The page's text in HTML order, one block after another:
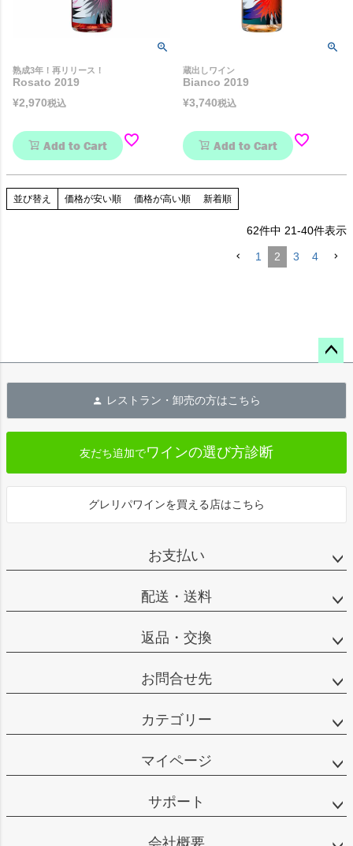
熟成3年！再リリース！
Rosato 2019
¥2,970税込
Add to Cart
蔵出しワイン
Bianco 2019
¥3,740税込
Add to Cart
並び替え 価格が安い順 価格が高い順 新着順
62件中 21-40件表示
1 2 3 4
へ
レストラン・卸売の方はこちら
友だち追加でワインの選び方診断
グレリパワインを買える店はこちら
お支払い
配送・送料
返品・交換
お問合せ先
カテゴリー
マイページ
サポート